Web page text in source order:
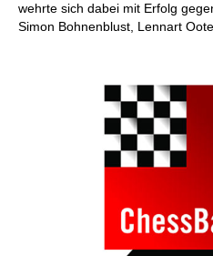
wehrte sich dabei mit Erfolg
Simon Bohnenblust, Lennart